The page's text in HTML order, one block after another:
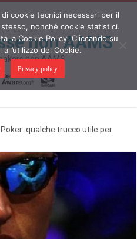
non AAMS
non AAMS
qualche trucco utile per
cookie tecnici necessari per il
nonché cookie statistici.
la Cookie Policy. Cliccando su
dei Cookie.
Privacy policy